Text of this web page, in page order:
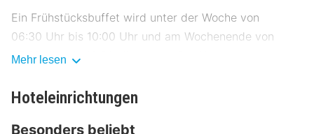
Ein Frühstücksbuffet wird unter der Woche von
06:30 Uhr bis 10:00 Uhr und am Wochenende von
07:30 Uhr bis 10:30 Uhr gegen Gebühr angeboten.
WLAN-Internetzugang (kostenlos) ist ebenso
verfügbar wie Kabelempfang. Zu den Highlights
Mehr lesen
Hoteleinrichtungen
Besonders beliebt